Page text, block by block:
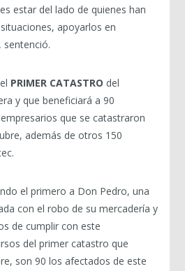
estar del lado de quienes han
apoyarlos en
sentenció.
PRIMER CATASTRO del
y que beneficiará a 90
que se catastraron
además de otros 150
el primero a Don Pedro, una
con el robo de su mercadería y
de cumplir con este
del primer catastro que
son 90 los afectados de este